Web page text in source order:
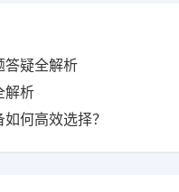
答疑全解析
解析
何高效选择？